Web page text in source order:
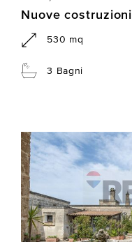
Nuove costruzioni
530 mq
3 Bagni